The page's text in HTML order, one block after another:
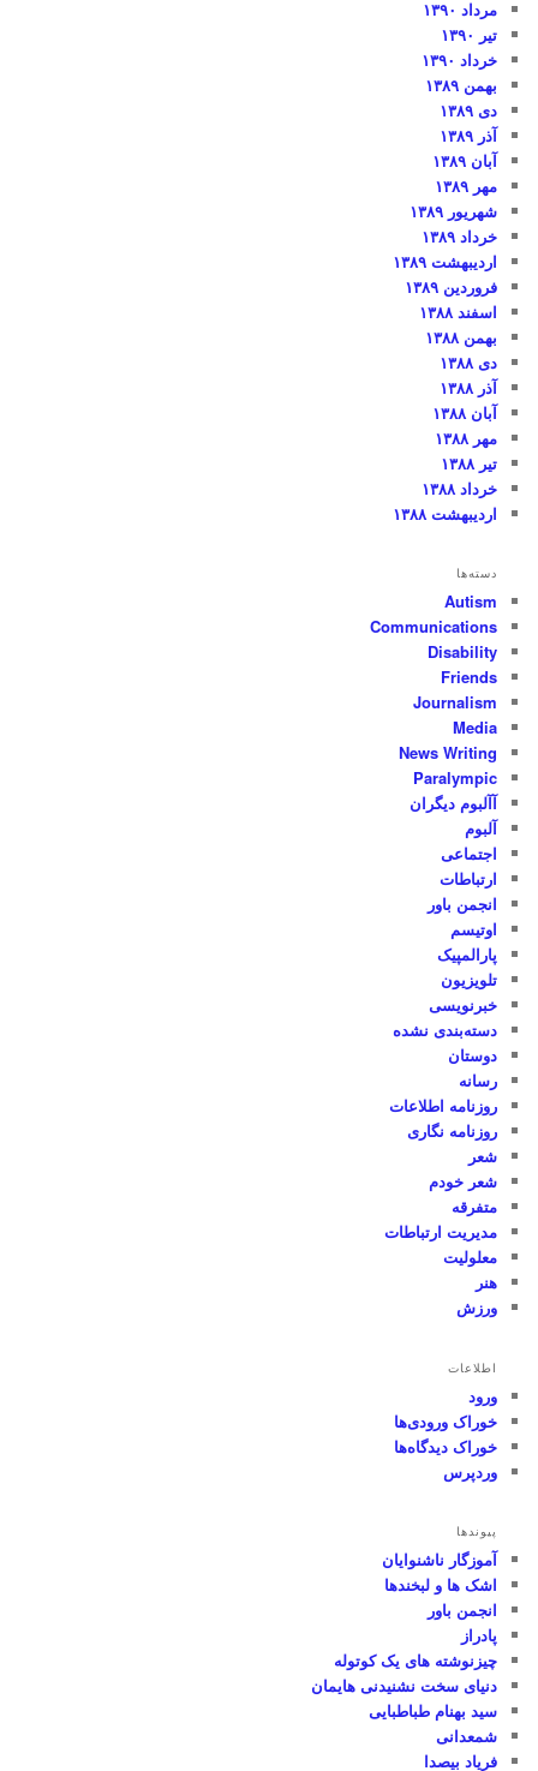
مرداد ۱۳۹۰
تیر ۱۳۹۰
خرداد ۱۳۹۰
بهمن ۱۳۸۹
دی ۱۳۸۹
آذر ۱۳۸۹
آبان ۱۳۸۹
مهر ۱۳۸۹
شهریور ۱۳۸۹
خرداد ۱۳۸۹
اردیبهشت ۱۳۸۹
فروردین ۱۳۸۹
اسفند ۱۳۸۸
بهمن ۱۳۸۸
دی ۱۳۸۸
آذر ۱۳۸۸
آبان ۱۳۸۸
مهر ۱۳۸۸
تیر ۱۳۸۸
خرداد ۱۳۸۸
اردیبهشت ۱۳۸۸
دسته‌ها
Autism
Communications
Disability
Friends
Journalism
Media
News Writing
Paralympic
آآلبوم دیگران
آلبوم
اجتماعی
ارتباطات
انجمن باور
اوتیسم
پارالمپیک
تلویزیون
خبرنویسی
دسته‌بندی نشده
دوستان
رسانه
روزنامه اطلاعات
روزنامه نگاری
شعر
شعر خودم
متفرقه
مدیریت ارتباطات
معلولیت
هنر
ورزش
اطلاعات
ورود
خوراک ورودی‌ها
خوراک دیدگاه‌ها
وردپرس
پیوندها
آموزگار ناشنوایان
اشک ها و لبخندها
انجمن باور
پادراز
چیزنوشته های یک کوتوله
دنیای سخت نشنیدنی هایمان
سید بهنام طباطبایی
شمعدانی
فریاد بیصدا